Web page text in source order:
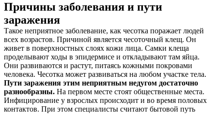
Причины заболевания и пути
заражения
Такое неприятное заболевание, как чесотка поражает людей
всех возрастов. Причиной является чесоточный клещ. Он
живет в поверхностных слоях кожи лица. Самки клеща
проделывают ходы в эпидермисе и откладывают там яйца.
Они развиваются и растут, питаясь кожными покровами
человека. Чесотка может развиваться на любом участке тела.
Пути заражения этим неприятным недугом достаточно
разнообразны. На первом месте стоят общественные места.
Инфицирование у взрослых происходит и во время половых
контактов. При этом специалисты считают бытовой путь